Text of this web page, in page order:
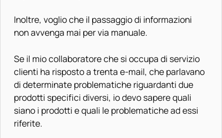
Inoltre, voglio che il passaggio di informazioni
non avvenga mai per via manuale.
Se il mio collaboratore che si occupa di servizio
clienti ha risposto a trenta e-mail, che parlavano
di determinate problematiche riguardanti due
prodotti specifici diversi, io devo sapere quali
siano i prodotti e quali le problematiche ad essi
riferite.